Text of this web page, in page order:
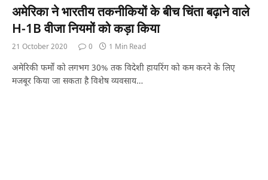
अमेरिका ने भारतीय तकनीकियों के बीच चिंता बढ़ाने वाले
H-1B वीजा नियमों को कड़ा किया
21 October 2020 0 1 Min Read
अमेरिकी फर्मों को लगभग 30% तक विदेशी हायरिंग को कम करने के लिए
मजबूर किया जा सकता है विशेष व्यवसाय…